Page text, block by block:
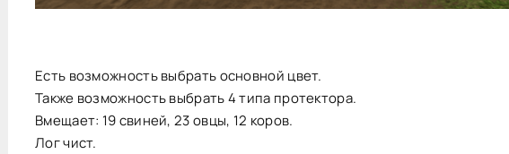
Есть возможность выбрать основной цвет.
Также возможность выбрать 4 типа протектора.
Вмещает: 19 свиней, 23 овцы, 12 коров.
Лог чист.